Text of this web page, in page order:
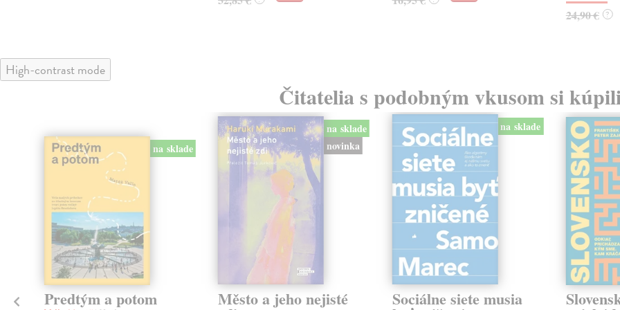
24,90 € ?
High-contrast mode
Čitatelia s podobným vkusom si
na sklade
Predtým a potom
na sklade
novinka
Město a jeho nejisté
na sklade
Sociálne siete musia